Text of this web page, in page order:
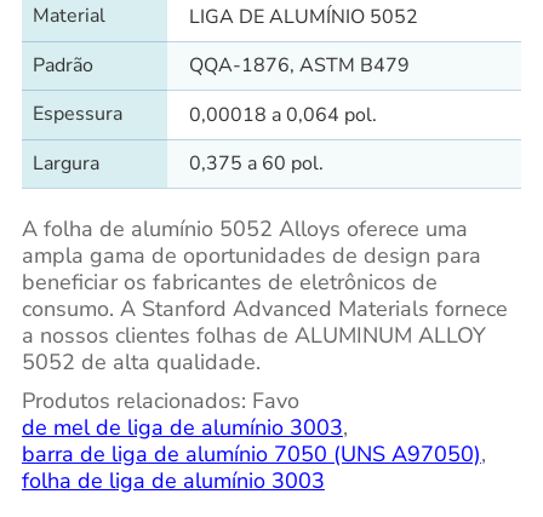
Material
LIGA DE ALUMÍNIO 5052
Padrão
QQA-1876, ASTM B479
Espessura
0,00018 a 0,064 pol.
Largura
0,375 a 60 pol.
A folha de alumínio 5052 Alloys oferece uma
ampla gama de oportunidades de design para
beneficiar os fabricantes de eletrônicos de
consumo. A Stanford Advanced Materials fornece
a nossos clientes folhas de ALUMINUM ALLOY
5052 de alta qualidade.
Produtos relacionados: Favo
de mel de liga de alumínio 3003,
barra de liga de alumínio 7050 (UNS A97050),
folha de liga de alumínio 3003